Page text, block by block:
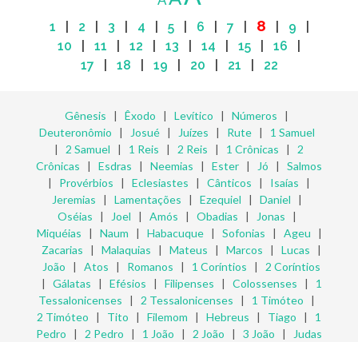
1 2 3 4 5| 6 7 8 9
10
11 12 13 14 15 16
17
18 19 20 21 22
Gênesis | Êxodo | Levítico | Números |
Deuteronômio | Josué| Juízes | Rute| 1 Samuel
| 2 Samuel | 1 Reis | 2 Reis | 1 Crônicas | 2
Crônicas | Esdras | Neemias | Ester | Jó | Salmos
| Provérbios | Eclesiastes | Cânticos | Isaías |
Jeremias | Lamentações | Ezequiel | Daniel |
Oséias | Joel | Amós | Obadias | Jonas |
Miquéias | Naum | Habacuque| Sofonias | Ageu |
Zacarias | Malaquias | Mateus | Marcos | Lucas |
João | Atos | Romanos | 1 Coríntios | 2 Coríntios
| Gálatas | Efésios | Filipenses | Colossenses | 1
Tessalonicenses | 2 Tessalonicenses | 1 Timóteo |
2 Timóteo | Tito | Filemom | Hebreus | Tiago | 1
Pedro | 2 Pedro | 1 João | 2 João | 3 João | Judas